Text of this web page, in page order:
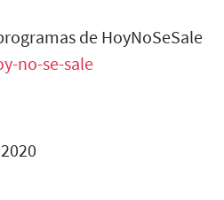
de HoyNoSeSale
no-se-sale